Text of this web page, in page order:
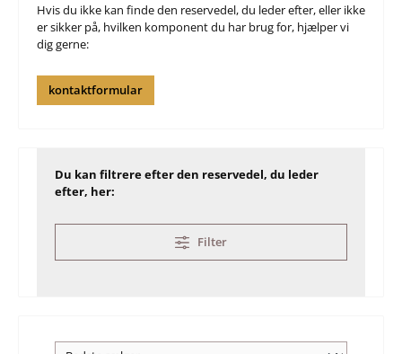
Hvis du ikke kan finde den reservedel, du leder efter, eller ikke
er sikker på, hvilken komponent du har brug for, hjælper vi
dig gerne:
kontaktformular
Du kan filtrere efter den reservedel, du leder
efter, her:
Filter